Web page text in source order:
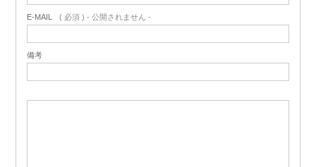
E-MAIL ( 必須 ) - 公開されません -
備考